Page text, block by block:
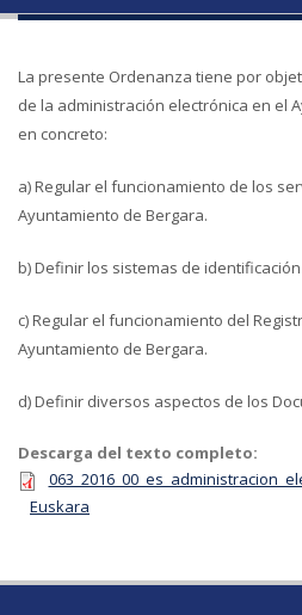
La presente Ordenanza tiene por
de la administración electrónica en el
en concreto:
a) Regular el funcionamiento de los
Ayuntamiento de Bergara.
b) Definir los sistemas de
c) Regular el funcionamiento del
Ayuntamiento de Bergara.
d) Definir diversos aspectos de los
Descarga del texto completo:
Euskara